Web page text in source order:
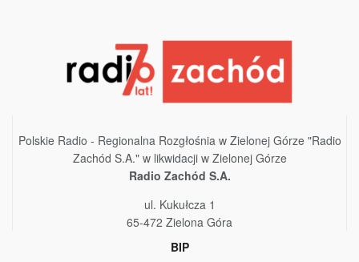
Polskie Radio - Regionalna Rozgłośnia w Zielonej Górze "Radio
Zachód S.A." w likwidacji w Zielonej Górze
Radio Zachód S.A.
ul. Kukułcza 1
65-472 Zielona Góra
BIP